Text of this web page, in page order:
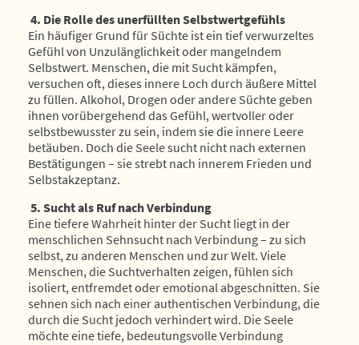
4. Die Rolle des unerfüllten Selbstwertgefühls
Ein häufiger Grund für Süchte ist ein tief verwurzeltes
Gefühl von Unzulänglichkeit oder mangelndem
Selbstwert. Menschen, die mit Sucht kämpfen,
versuchen oft, dieses innere Loch durch äußere Mittel
zu füllen. Alkohol, Drogen oder andere Süchte geben
ihnen vorübergehend das Gefühl, wertvoller oder
selbstbewusster zu sein, indem sie die innere Leere
betäuben. Doch die Seele sucht nicht nach externen
Bestätigungen – sie strebt nach innerem Frieden und
Selbstakzeptanz.
5. Sucht als Ruf nach Verbindung
Eine tiefere Wahrheit hinter der Sucht liegt in der
menschlichen Sehnsucht nach Verbindung – zu sich
selbst, zu anderen Menschen und zur Welt. Viele
Menschen, die Suchtverhalten zeigen, fühlen sich
isoliert, entfremdet oder emotional abgeschnitten. Sie
sehnen sich nach einer authentischen Verbindung, die
durch die Sucht jedoch verhindert wird. Die Seele
möchte eine tiefe, bedeutungsvolle Verbindung